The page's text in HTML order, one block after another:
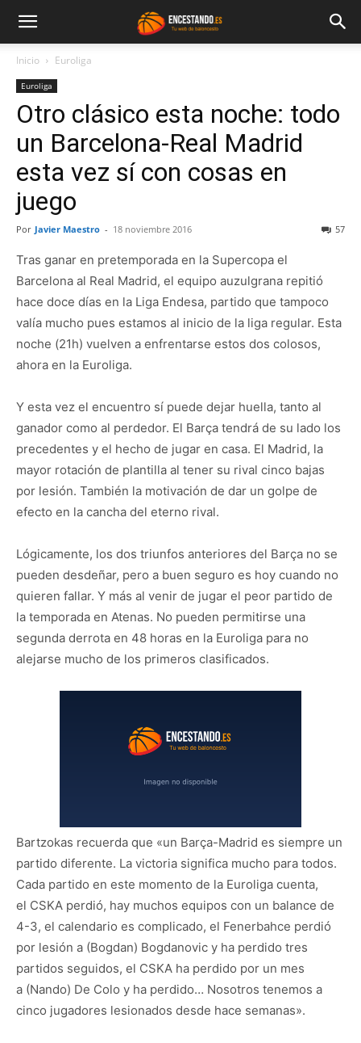
Inicio Euroliga
Euroliga
Otro clásico esta noche: todo
un Barcelona-Real Madrid
esta vez sí con cosas en
juego
Por Javier Maestro - 18 noviembre 2016 57
Tras ganar en pretemporada en la Supercopa el
Barcelona al Real Madrid, el equipo auzulgrana repitió
hace doce días en la Liga Endesa, partido que tampoco
valía mucho pues estamos al inicio de la liga regular. Esta
noche (21h) vuelven a enfrentarse estos dos colosos,
ahora en la Euroliga.
Y esta vez el encuentro sí puede dejar huella, tanto al
ganador como al perdedor. El Barça tendrá de su lado los
precedentes y el hecho de jugar en casa. El Madrid, la
mayor rotación de plantilla al tener su rival cinco bajas
por lesión. También la motivación de dar un golpe de
efecto en la cancha del eterno rival.
Lógicamente, los dos triunfos anteriores del Barça no se
pueden desdeñar, pero a buen seguro es hoy cuando no
quieren fallar. Y más al venir de jugar el peor partido de
la temporada en Atenas. No pueden permitirse una
segunda derrota en 48 horas en la Euroliga para no
alejarse mucho de los primeros clasificados.
Bartzokas recuerda que «un Barça-Madrid es siempre un
partido diferente. La victoria significa mucho para todos.
Cada partido en este momento de la Euroliga cuenta,
el CSKA perdió, hay muchos equipos con un balance de
4-3, el calendario es complicado, el Fenerbahce perdió
por lesión a (Bogdan) Bogdanovic y ha perdido tres
partidos seguidos, el CSKA ha perdido por un mes
a (Nando) De Colo y ha perdido… Nosotros tenemos a
cinco jugadores lesionados desde hace semanas».